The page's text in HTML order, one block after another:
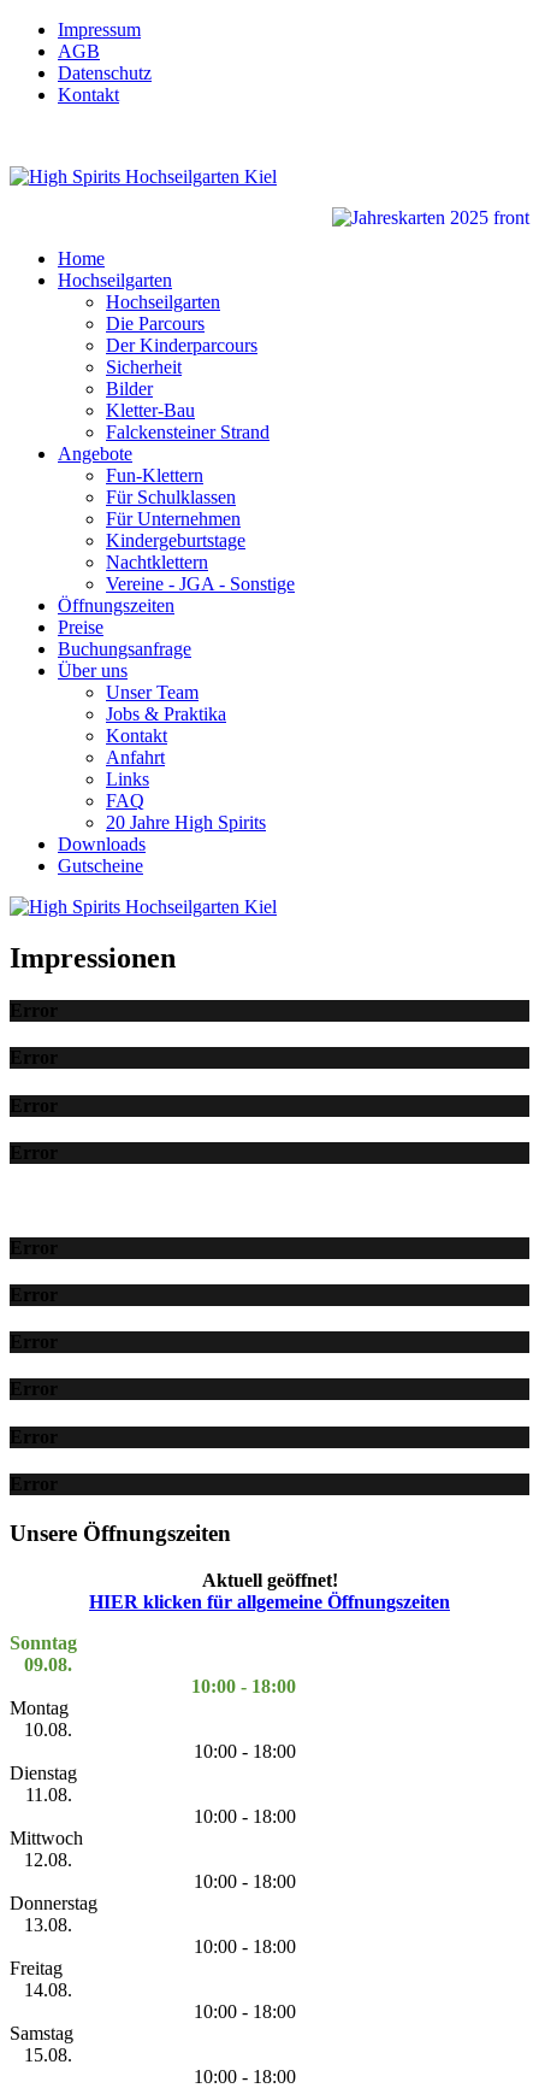
Impressum
AGB
Datenschutz
Kontakt
Home
Hochseilgarten
Hochseilgarten
Die Parcours
Der Kinderparcours
Sicherheit
Bilder
Kletter-Bau
Falckensteiner Strand
Angebote
Fun-Klettern
Für Schulklassen
Für Unternehmen
Kindergeburtstage
Nachtklettern
Vereine - JGA - Sonstige
Öffnungszeiten
Preise
Buchungsanfrage
Über uns
Unser Team
Jobs & Praktika
Kontakt
Anfahrt
Links
FAQ
20 Jahre High Spirits
Downloads
Gutscheine
Impressionen
Error
Error
Error
Error
Error
Error
Error
Error
Error
Error
Unsere Öffnungszeiten
Aktuell geöffnet!
HIER klicken für allgemeine Öffnungszeiten
Sonntag
09.08.
10:00 - 18:00
Montag
10.08.
10:00 - 18:00
Dienstag
11.08.
10:00 - 18:00
Mittwoch
12.08.
10:00 - 18:00
Donnerstag
13.08.
10:00 - 18:00
Freitag
14.08.
10:00 - 18:00
Samstag
15.08.
10:00 - 18:00